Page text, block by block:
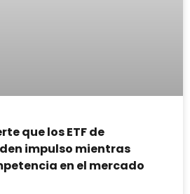
que los ETF de
impulso mientras
en el mercado